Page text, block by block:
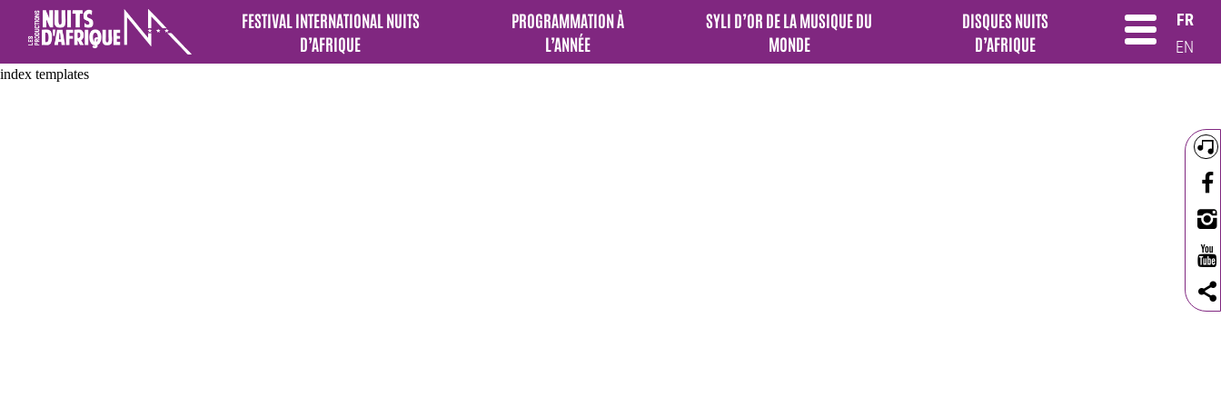
FESTIVAL INTERNATIONAL NUITS
D’AFRIQUE
PROGRAMMATION À
L’ANNÉE
SYLI D’OR DE LA MUSIQUE DU
MONDE
DISQUES NUITS
D’AFRIQUE
FR
EN
index templates